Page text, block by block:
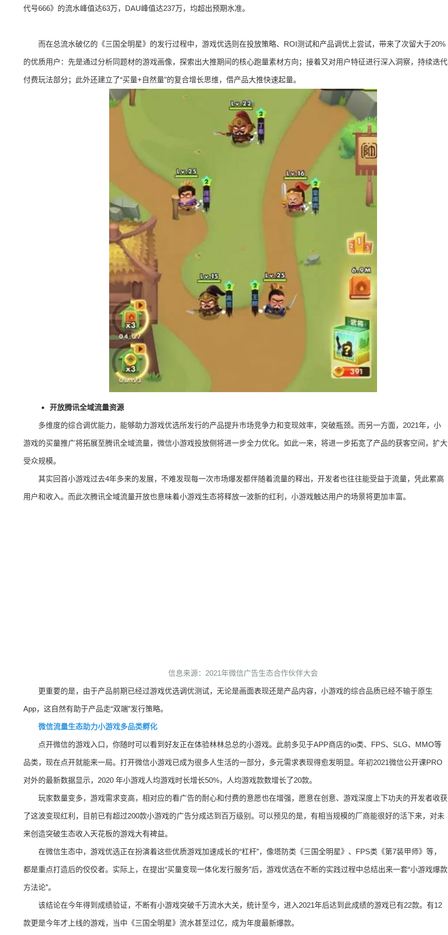
代号666》的流水峰值达63万，DAU峰值达237万，均超出预期水准。
而在总流水破亿的《三国全明星》的发行过程中，游戏优选则在投放策略、ROI测试和产品调优上尝试，带来了次留大于20%
的优质用户：先是通过分析同题材的游戏画像，探索出大推期间的核心跑量素材方向；接着又对用户特征进行深入洞察，持续迭代
付费玩法部分；此外还建立了“买量+自然量”的复合增长思维，借产品大推快速起量。
开放腾讯全域流量资源
多维度的综合调优能力，能够助力游戏优选所发行的产品提升市场竞争力和变现效率，突破瓶颈。而另一方面，2021年，小
游戏的买量推广将拓展至腾讯全域流量，微信小游戏投放侧将进一步全力优化。如此一来，将进一步拓宽了产品的获客空间，扩大
受众规模。
其实回首小游戏过去4年多来的发展，不难发现每一次市场爆发都伴随着流量的释出，开发者也往往能受益于流量，凭此累高
用户和收入。而此次腾讯全域流量开放也意味着小游戏生态将释放一波新的红利，小游戏触达用户的场景将更加丰富。
信息来源：2021年微信广告生态合作伙伴大会
更重要的是，由于产品前期已经过游戏优选调优测试，无论是画面表现还是产品内容，小游戏的综合品质已经不输于原生
App，这自然有助于产品走“双端”发行策略。
微信流量生态助力小游戏多品类孵化
点开微信的游戏入口，你随时可以看到好友正在体验林林总总的小游戏。此前多见于APP商店的io类、FPS、SLG、MMO等
品类，现在点开就能来一局。打开微信小游戏已成为很多人生活的一部分，多元需求表现得愈发明显。年初2021微信公开课PRO
对外的最新数据显示，2020 年小游戏人均游戏时长增长50%，人均游戏款数增长了20款。
玩家数量变多，游戏需求变高，相对应的看广告的耐心和付费的意愿也在增强，愿意在创意、游戏深度上下功夫的开发者收获
了这波变现红利，目前已有超过200款小游戏的广告分成达到百万级别。可以预见的是，有相当规模的厂商能很好的活下来，对未
来创造突破生态收入天花板的游戏大有裨益。
在微信生态中，游戏优选正在扮演着这些优质游戏加速成长的“杠杆”，像塔防类《三国全明星》、FPS类《第7装甲师》等，
都是重点打造后的佼佼者。实际上，在提出“买量变现一体化发行服务”后，游戏优选在不断的实践过程中总结出来一套“小游戏爆款
方法论”。
该结论在今年得到成绩验证，不断有小游戏突破千万流水大关，统计至今，进入2021年后达到此成绩的游戏已有22款。有12
款更是今年才上线的游戏，当中《三国全明星》流水甚至过亿，成为年度最新爆款。